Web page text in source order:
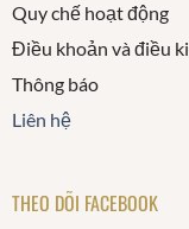
Quy chế hoạt động
Điều khoản và điều
Thông báo
Liên hệ
THEO DÕI FACEBOOK